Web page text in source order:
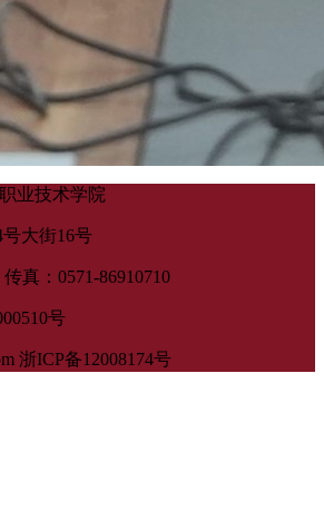
业技术学院
大街16号
真：0571-86910710
号
浙ICP备12008174号